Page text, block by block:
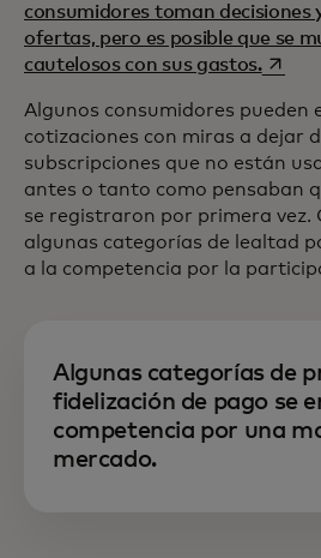
consumidores toman decisiones
ofertas, pero es posible que se
cautelosos con sus gastos.se
Algunos consumidores pueden
cotizaciones con miras a dejar
subscripciones que no están
antes o tanto como pensaban
se registraron por primera vez.
algunas categorías de lealtad
a la competencia por la
Algunas categorías de
fidelización de pago se
competencia por una
mercado.